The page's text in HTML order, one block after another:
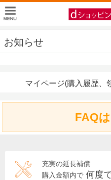
お知らせ
マイページ(購入履歴、
FAQ
充実の延長補償
購入金額内で 何度